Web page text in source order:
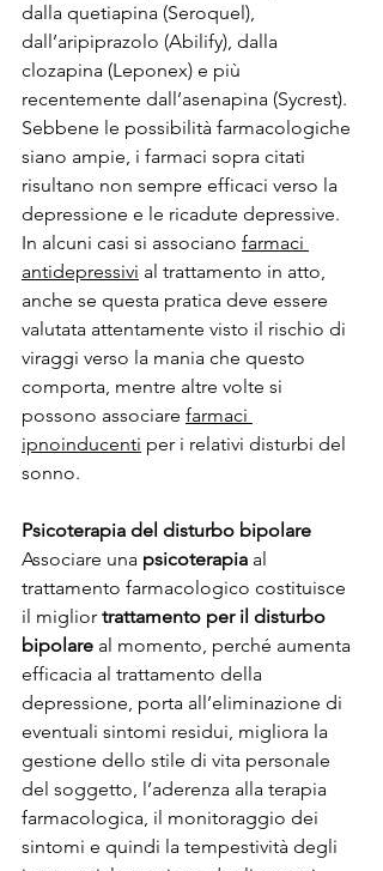
dalla quetiapina (Seroquel),
dall’aripiprazolo (Abilify), dalla
clozapina (Leponex) e più
recentemente dall’asenapina (Sycrest).
Sebbene le possibilità farmacologiche
siano ampie, i farmaci sopra citati
risultano non sempre efficaci verso la
depressione e le ricadute depressive.
In alcuni casi si associano farmaci
antidepressivi al trattamento in atto,
anche se questa pratica deve essere
valutata attentamente visto il rischio di
viraggi verso la mania che questo
comporta, mentre altre volte si
possono associare farmaci
ipnoinducenti per i relativi disturbi del
sonno.
Psicoterapia del disturbo bipolare
Associare una psicoterapia al
trattamento farmacologico costituisce
il miglior trattamento per il disturbo
bipolare al momento, perché aumenta
efficacia al trattamento della
depressione, porta all’eliminazione di
eventuali sintomi residui, migliora la
gestione dello stile di vita personale
del soggetto, l’aderenza alla terapia
farmacologica, il monitoraggio dei
sintomi e quindi la tempestività degli